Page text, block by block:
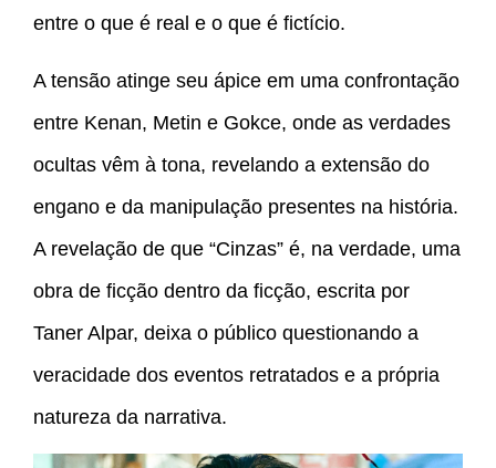
entre o que é real e o que é fictício.
A tensão atinge seu ápice em uma confrontação
entre Kenan, Metin e Gokce, onde as verdades
ocultas vêm à tona, revelando a extensão do
engano e da manipulação presentes na história.
A revelação de que “Cinzas” é, na verdade, uma
obra de ficção dentro da ficção, escrita por
Taner Alpar, deixa o público questionando a
veracidade dos eventos retratados e a própria
natureza da narrativa.